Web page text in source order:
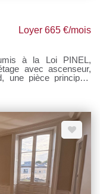
Loyer 665 €/mois
à la Loi PINEL,
avec ascenseur,
une pièce principale
individuel. Loyer :
rendez-vous sur
candidature" afin de